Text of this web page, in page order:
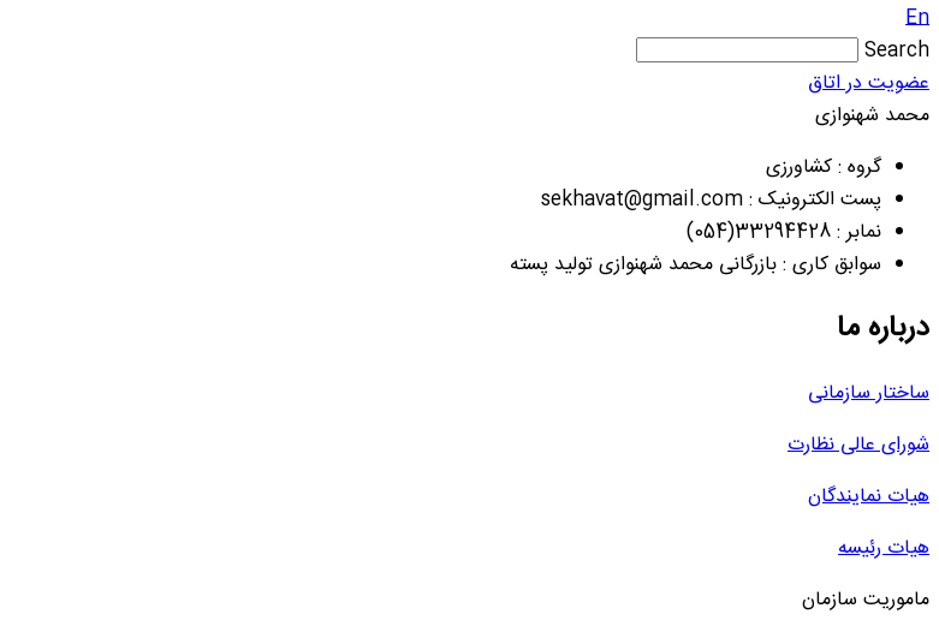
En
Search
عضویت در اتاق
محمد شهنوازی
گروه : کشاورزی
پست الکترونیک : sekhavat@gmail.com
نمابر : 33294428(054)
سوابق کاری : بازرگانی محمد شهنوازی تولید پسته
درباره ما
ساختار سازمانی
شورای عالی نظارت
هیات نمایندگان
هیات رئیسه
ماموریت سازمان